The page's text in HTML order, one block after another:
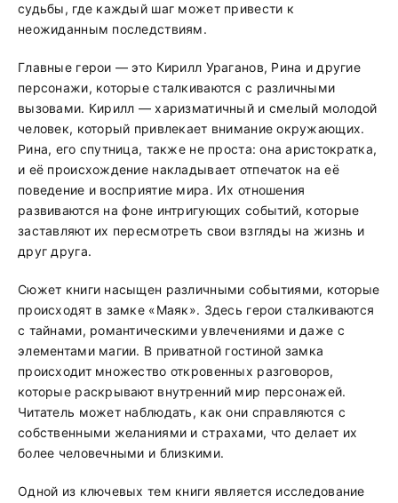
судьбы, где каждый шаг может привести к
неожиданным последствиям.
Главные герои — это Кирилл Ураганов, Рина и другие
персонажи, которые сталкиваются с различными
вызовами. Кирилл — харизматичный и смелый молодой
человек, который привлекает внимание окружающих.
Рина, его спутница, также не проста: она аристократка,
и её происхождение накладывает отпечаток на её
поведение и восприятие мира. Их отношения
развиваются на фоне интригующих событий, которые
заставляют их пересмотреть свои взгляды на жизнь и
друг друга.
Сюжет книги насыщен различными событиями, которые
происходят в замке «Маяк». Здесь герои сталкиваются
с тайнами, романтическими увлечениями и даже с
элементами магии. В приватной гостиной замка
происходит множество откровенных разговоров,
которые раскрывают внутренний мир персонажей.
Читатель может наблюдать, как они справляются с
собственными желаниями и страхами, что делает их
более человечными и близкими.
Одной из ключевых тем книги является исследование